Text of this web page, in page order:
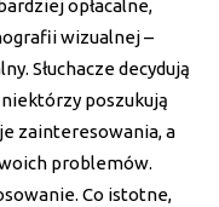
opłacalne,
wizualnej –
Słuchacze decydują
poszukują
zainteresowania, a
problemów.
Co istotne,